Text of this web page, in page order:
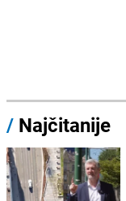
/ Najčitanije